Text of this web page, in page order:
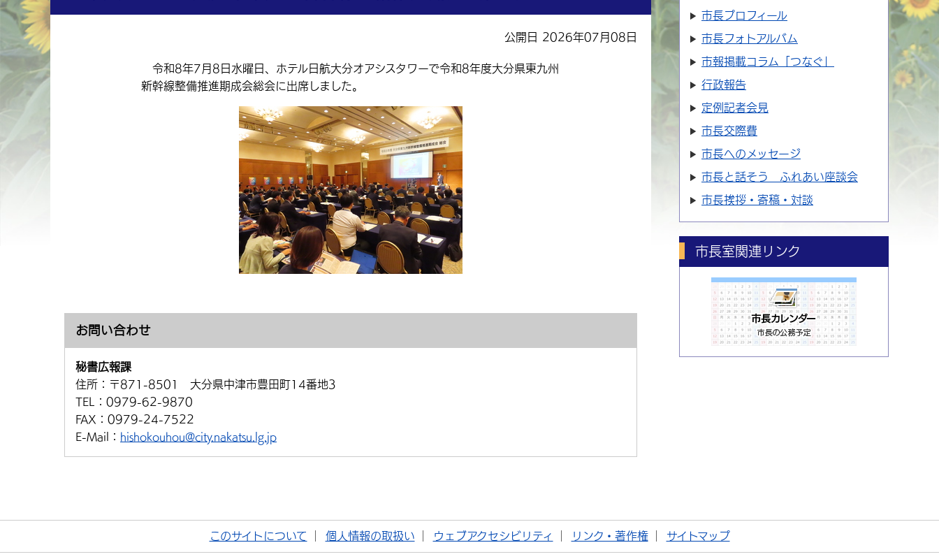
公開日 2026年07月08日
令和8年7月8日水曜日、ホテル日航大分オアシスタワーで令和8年度大分県東九州
新幹線整備推進期成会総会に出席しました。
お問い合わせ
秘書広報課
住所： 〒871-8501 大分県中津市豊田町14番地3
TEL： 0979-62-9870
FAX： 0979-24-7522
E-Mail： hishokouhou@city.nakatsu.lg.jp
市長プロフィール
市長フォトアルバム
市報掲載コラム「つなぐ」
行政報告
定例記者会見
市長交際費
市長へのメッセージ
市長と話そう ふれあい座談会
市長挨拶・寄稿・対談
市長室関連リンク
このサイトについて 個人情報の取扱い ウェブアクセシビリティ リンク・著作権 サイトマップ